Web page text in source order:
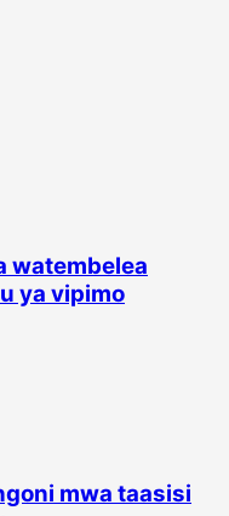
watembelea
ya vipimo
mwa taasisi